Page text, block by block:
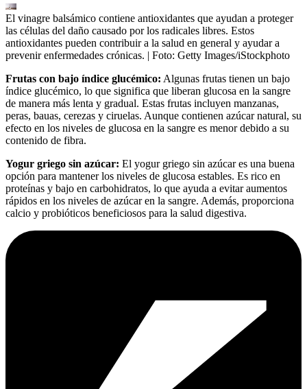
El vinagre balsámico contiene antioxidantes que ayudan a proteger
las células del daño causado por los radicales libres. Estos
antioxidantes pueden contribuir a la salud en general y ayudar a
prevenir enfermedades crónicas. | Foto: Getty Images/iStockphoto
Frutas con bajo índice glucémico: Algunas frutas tienen un bajo
índice glucémico, lo que significa que liberan glucosa en la sangre
de manera más lenta y gradual. Estas frutas incluyen manzanas,
peras, bauas, cerezas y ciruelas. Aunque contienen azúcar natural, su
efecto en los niveles de glucosa en la sangre es menor debido a su
contenido de fibra.
Yogur griego sin azúcar: El yogur griego sin azúcar es una buena
opción para mantener los niveles de glucosa estables. Es rico en
proteínas y bajo en carbohidratos, lo que ayuda a evitar aumentos
rápidos en los niveles de azúcar en la sangre. Además, proporciona
calcio y probióticos beneficiosos para la salud digestiva.